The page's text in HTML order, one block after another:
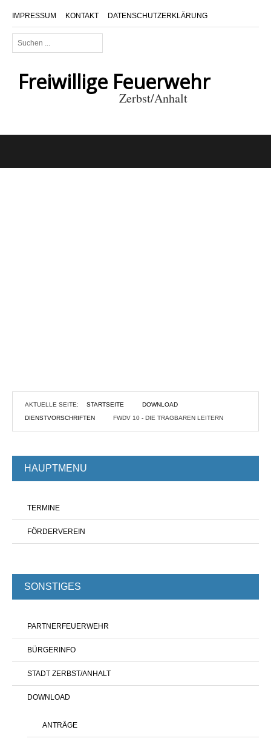
IMPRESSUM KONTAKT DATENSCHUTZERKLÄRUNG
Suchen
...
Freiwillige Feuerwehr
Zerbst/Anhalt
AKTUELLE SEITE: STARTSEITE
DOWNLOAD
DIENSTVORSCHRIFTEN
FWDV 10 - DIE TRAGBAREN LEITERN
HAUPTMENU
TERMINE
FÖRDERVEREIN
SONSTIGES
PARTNERFEUERWEHR
BÜRGERINFO
STADT ZERBST/ANHALT
DOWNLOAD
ANTRÄGE